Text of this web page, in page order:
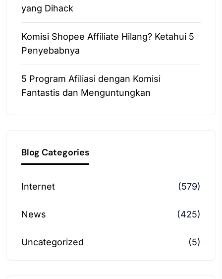
yang Dihack
Komisi Shopee Affiliate Hilang? Ketahui 5
Penyebabnya
5 Program Afiliasi dengan Komisi
Fantastis dan Menguntungkan
Blog Categories
Internet (579)
News (425)
Uncategorized (5)